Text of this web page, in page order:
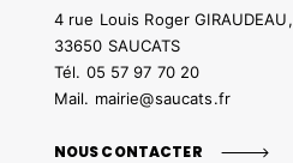
4 rue Louis Roger GIRAUDEAU,
33650 SAUCATS
Tél. 05 57 97 70 20
Mail. mairie@saucats.fr
NOUS CONTACTER